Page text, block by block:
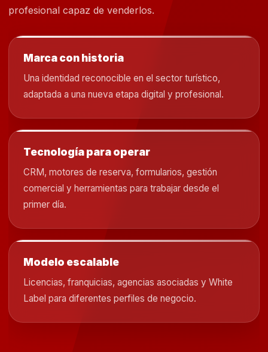
profesional capaz de venderlos.
Marca con historia
Una identidad reconocible en el sector turístico,
adaptada a una nueva etapa digital y profesional.
Tecnología para operar
CRM, motores de reserva, formularios, gestión
comercial y herramientas para trabajar desde el
primer día.
Modelo escalable
Licencias, franquicias, agencias asociadas y White
Label para diferentes perfiles de negocio.